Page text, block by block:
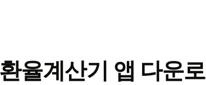
율계산기 앱 다운로